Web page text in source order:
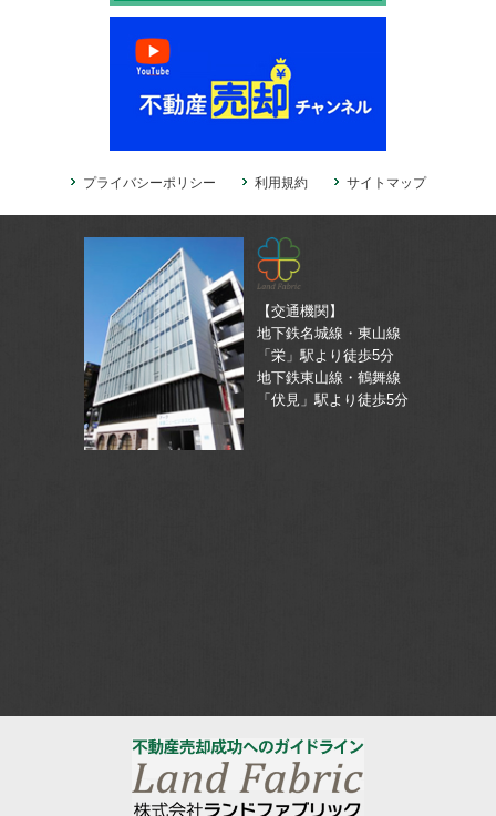
プライバシーポリシー 利用規約 サイトマップ
【交通機関】
地下鉄名城線・東山線
「栄」駅より徒歩5分
地下鉄東山線・鶴舞線
「伏見」駅より徒歩5分